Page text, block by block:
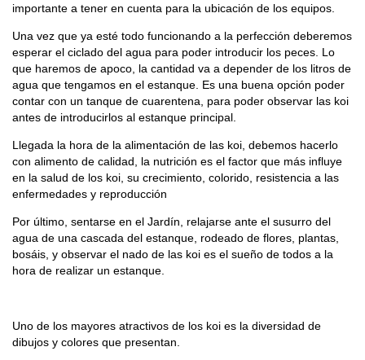
importante a tener en cuenta para la ubicación de los equipos.
Una vez que ya esté todo funcionando a la perfección deberemos
esperar el ciclado del agua para poder introducir los peces. Lo
que haremos de apoco, la cantidad va a depender de los litros de
agua que tengamos en el estanque. Es una buena opción poder
contar con un tanque de cuarentena, para poder observar las koi
antes de introducirlos al estanque principal.
Llegada la hora de la alimentación de las koi, debemos hacerlo
con alimento de calidad, la nutrición es el factor que más influye
en la salud de los koi, su crecimiento, colorido, resistencia a las
enfermedades y reproducción
Por último, sentarse en el Jardín, relajarse ante el susurro del
agua de una cascada del estanque, rodeado de flores, plantas,
bosáis, y observar el nado de las koi es el sueño de todos a la
hora de realizar un estanque.
Uno de los mayores atractivos de los koi es la diversidad de
dibujos y colores que presentan.